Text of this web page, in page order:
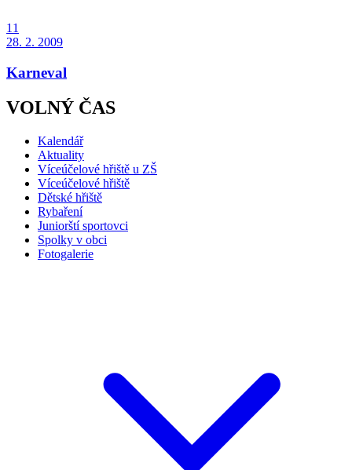
11
28. 2. 2009
Karneval
VOLNÝ ČAS
Kalendář
Aktuality
Víceúčelové hřiště u ZŠ
Víceúčelové hřiště
Dětské hřiště
Rybaření
Juniorští sportovci
Spolky v obci
Fotogalerie